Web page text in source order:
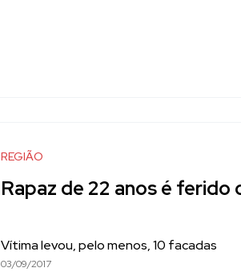
REGIÃO
Rapaz de 22 anos é
Vítima levou, pelo menos, 10 facadas
03/09/2017